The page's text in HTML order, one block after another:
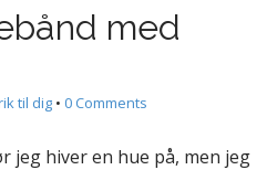
med
til dig • 0 Comments
jeg hiver en hue på, men jeg